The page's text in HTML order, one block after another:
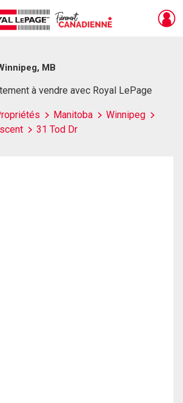
MB
à vendre avec Royal LePage
Manitoba
Winnipeg
31 Tod Dr